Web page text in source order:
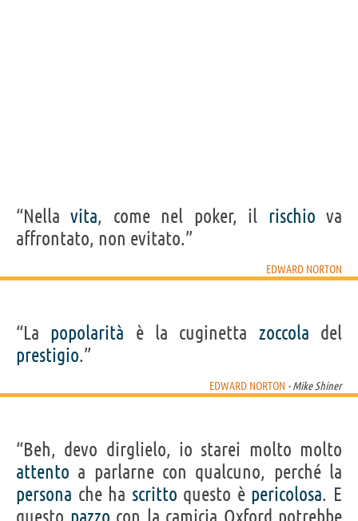
“Nellavita, come nel poker, il rischio va
affrontato, non evitato.”
EDWARD NORTON
“La popolarità è la cuginetta zoccola del
prestigio.”
EDWARD NORTON - Mike Shiner
“Beh, devo dirglielo, io starei molto molto
attento a parlarne con qualcuno, perché la
persona che ha scritto questo è pericolosa. E